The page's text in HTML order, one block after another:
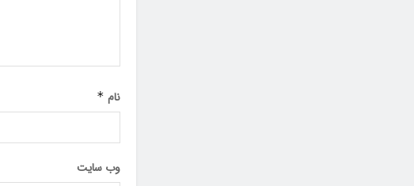
نام *
وب‌ سایت